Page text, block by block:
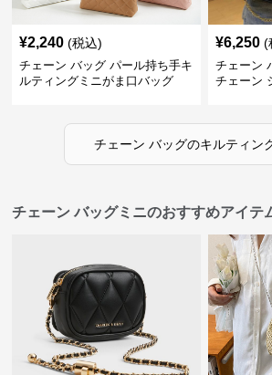
¥2,240 (税込)
チェーン バッグ パール持ち手キ
ルティングミニがま口バッグ
¥6,250 (
チェーン
チェーン
チェーン バッグのキルティン
チェーン バッグミニのおすすめアイテ